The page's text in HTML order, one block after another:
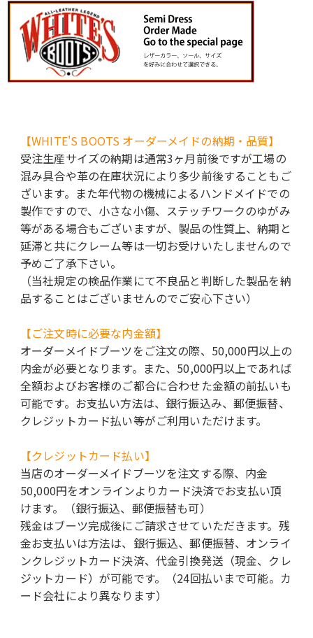
【WHITE'S BOOTS オーダーメイドの納期・品質】
受注生産サイズの納期は通常3ヶ月前後ですが工場の
混み具合や革の在庫状況により多少前後することもご
ざいます。また年代物の機械によるハンドメイドでの
製作ですので、小さな小傷、ステッチワークのゆがみ
等がある場合もございますが、製品の性質上、納期と
延滞と共にクレーム等は一切お受けいたしませんので
予めご了承下さい。
（当社規定の検品作業にて不良品と判断した製品を納
品することはございませんのでご安心下さい）
【ご注文時に必要な内金額】
オーダーメイドブーツをご注文の際、50,000円以上の
内金が必要となります。また、50,000円以上であれば
全額およびお客様のご都合に合わせた金額の前払いも
可能です。お支払い方法は、銀行振込み、郵便振替、
クレジットカード払い等がご利用いただけます。
【クレジットカード払い】
当店のオーダーメイドブーツを注文する際、内金
50,000円をオンラインよりカード決済でお支払い頂
けます。（銀行振込、郵便振替も可）
残金はブーツ完成後にご請求させていただきます。残
金お支払いは方法は、銀行振込、郵便振替、オンライ
ンクレジットカード決済、代金引換発送（現金、クレ
ジットカード）が可能です。（24回払いまで可能。カ
ード会社により異なります）